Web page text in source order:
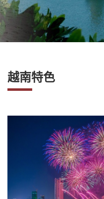
接
錫
遊
-
在
越南特色